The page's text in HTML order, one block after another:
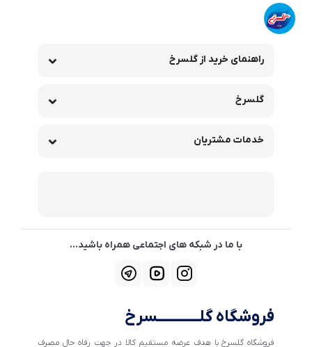
راهنمای خرید از گلسرخ
گلسرخ
خدمات مشتریان
با ما در شبکه های اجتماعی همراه باشید...
فروشگاه گلــــــــــــسرخ
فروشگاه گلسرخ با هدف عرضه مستقیم کالا در جهت رفاه حال مصرف